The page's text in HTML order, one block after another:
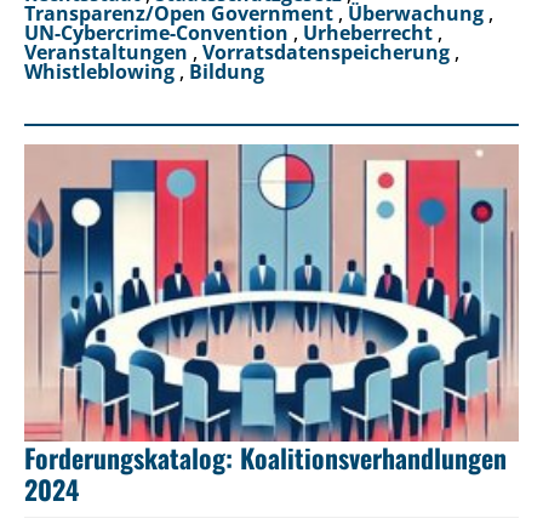
Transparenz/Open Government , Überwachung ,
UN-Cybercrime-Convention , Urheberrecht ,
Veranstaltungen , Vorratsdatenspeicherung ,
Whistleblowing , Bildung
Forderungskatalog: Koalitionsverhandlungen
2024